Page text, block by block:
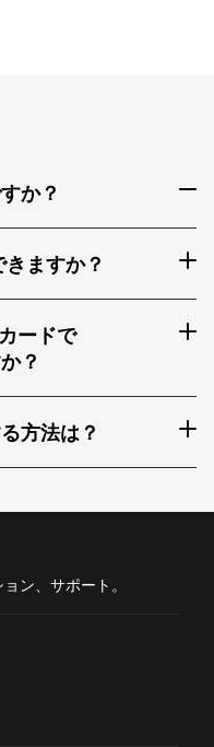
か？
ますか？
ードで
？
方法は？
ン、サポート。